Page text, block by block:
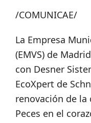
/COMUNICAE/
La Empresa
(EMVS) de
con Desner
EcoXpert de
renovación de la
Peces en el